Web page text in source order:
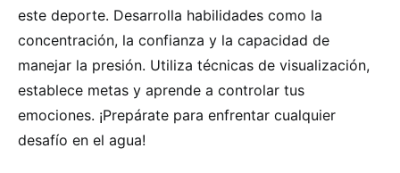
este deporte. Desarrolla habilidades como la
concentración, la confianza y la capacidad de
manejar la presión. Utiliza técnicas de visualización,
establece metas y aprende a controlar tus
emociones. ¡Prepárate para enfrentar cualquier
desafío en el agua!